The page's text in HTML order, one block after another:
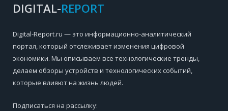
DIGITAL-REPORT
Digital-Report.ru — это информационно-аналитический
портал, который отслеживает изменения цифровой
экономики. Мы описываем все технологические тренды,
делаем обзоры устройств и технологических событий,
которые влияют на жизнь людей.
Подписаться на рассылку: